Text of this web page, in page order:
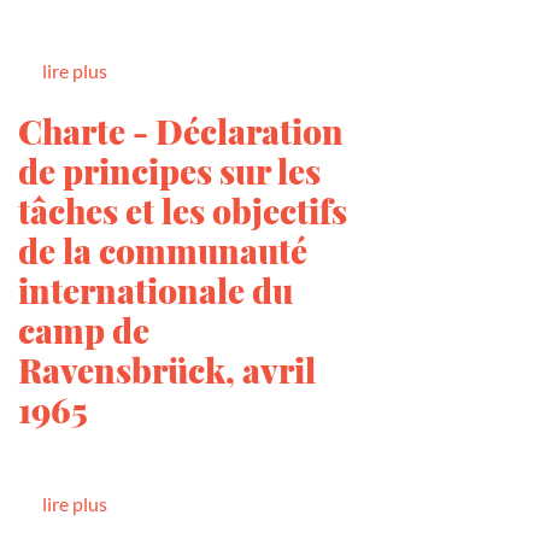
lire plus
Charte - Déclaration
de principes sur les
tâches et les objectifs
de la communauté
internationale du
camp de
Ravensbrück, avril
1965
lire plus